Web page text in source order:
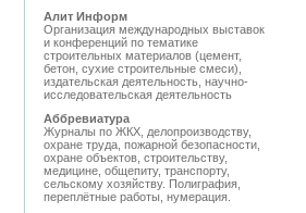
Алит Информ
Организация международных выставок
и конференций по тематике
строительных материалов (цемент,
бетон, сухие строительные смеси),
издательская деятельность, научно-
исследовательская деятельность
Аббревиатура
Журналы по ЖКХ, делопроизводству,
охране труда, пожарной безопасности,
охране объектов, строительству,
медицине, общепиту, транспорту,
сельскому хозяйству. Полиграфия,
переплётные работы, нумерация.